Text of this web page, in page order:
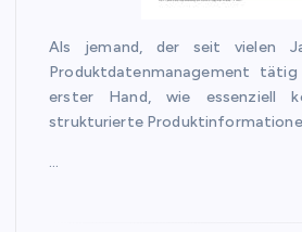
Als jemand, der seit vielen
Produktdatenmanagement
erster Hand, wie essenziell
strukturierte
…